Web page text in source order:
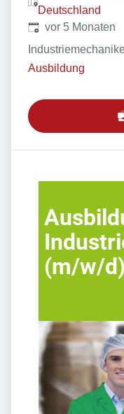
Deutschland
Veröffentlicht:
vor 5 Monaten
Ausbildung